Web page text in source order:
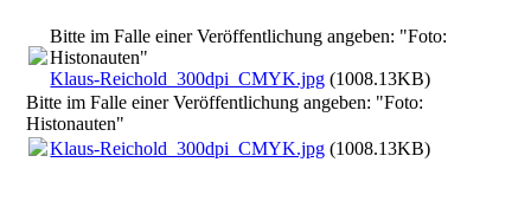
Bitte im Falle einer Veröffentlichung angeben: "Foto:
Histonauten"
Klaus-Reichold_300dpi_CMYK.jpg (1008.13KB)
Bitte im Falle einer Veröffentlichung angeben: "Foto:
Histonauten"
Klaus-Reichold_300dpi_CMYK.jpg (1008.13KB)